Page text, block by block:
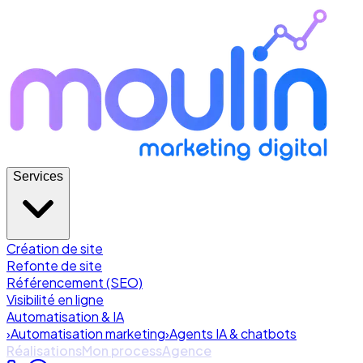
Services
Création de site
Refonte de site
Référencement (SEO)
Visibilité en ligne
Automatisation & IA
›Automatisation marketing›Agents IA & chatbots
RéalisationsMon processAgence